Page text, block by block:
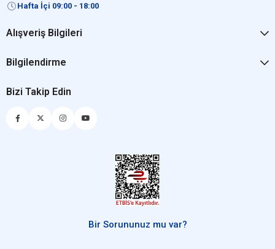
Hafta İçi 09:00 - 18:00
Alışveriş Bilgileri
Bilgilendirme
Bizi Takip Edin
Bir Sorununuz mu var?